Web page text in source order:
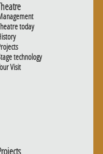
today
technology
Visit